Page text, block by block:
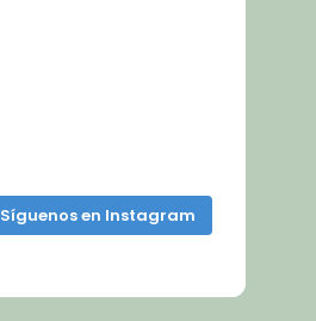
Síguenos en Instagram